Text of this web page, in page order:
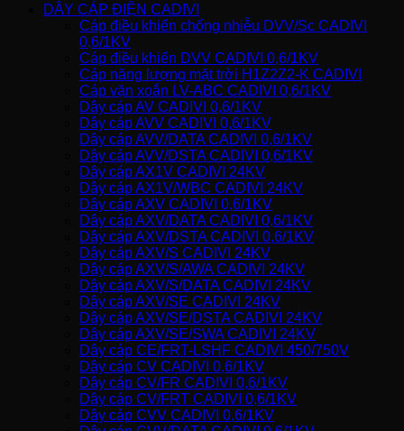
DÂY CÁP ĐIỆN CADIVI
Cáp điều khiển chống nhiễu DVV/Sc CADIVI
0,6/1KV
Cáp điều khiển DVV CADIVI 0,6/1KV
Cáp năng lượng mặt trời H1Z2Z2-K CADIVI
Cáp vặn xoắn LV-ABC CADIVI 0,6/1KV
Dây cáp AV CADIVI 0,6/1KV
Dây cáp AVV CADIVI 0,6/1KV
Dây cáp AVV/DATA CADIVI 0,6/1KV
Dây cáp AVV/DSTA CADIVI 0,6/1KV
Dây cáp AX1V CADIVI 24KV
Dây cáp AX1V/WBC CADIVI 24KV
Dây cáp AXV CADIVI 0,6/1KV
Dây cáp AXV/DATA CADIVI 0,6/1KV
Dây cáp AXV/DSTA CADIVI 0,6/1KV
Dây cáp AXV/S CADIVI 24KV
Dây cáp AXV/S/AWA CADIVI 24KV
Dây cáp AXV/S/DATA CADIVI 24KV
Dây cáp AXV/SE CADIVI 24KV
Dây cáp AXV/SE/DSTA CADIVI 24KV
Dây cáp AXV/SE/SWA CADIVI 24KV
Dây cáp CE/FRT-LSHF CADIVI 450/750V
Dây cáp CV CADIVI 0,6/1KV
Dây cáp CV/FR CADIVI 0,6/1KV
Dây cáp CV/FRT CADIVI 0,6/1KV
Dây cáp CVV CADIVI 0,6/1KV